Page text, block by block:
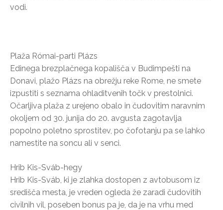
vodi.
Plaža Római-parti Plázs
Edinega brezplačnega kopališča v Budimpešti na
Donavi, plažo Plázs na obrežju reke Rome, ne smete
izpustiti s seznama ohladitvenih točk v prestolnici.
Očarljiva plaža z urejeno obalo in čudovitim naravnim
okoljem od 30. junija do 20. avgusta zagotavlja
popolno poletno sprostitev, po čofotanju pa se lahko
namestite na soncu ali v senci.
Hrib Kis-Sváb-hegy
Hrib Kis-Sváb, ki je zlahka dostopen z avtobusom iz
središča mesta, je vreden ogleda že zaradi čudovitih
civilnih vil, poseben bonus pa je, da je na vrhu med